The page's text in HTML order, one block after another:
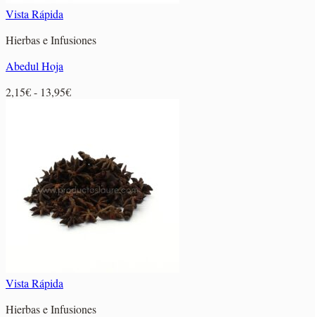
Vista Rápida
Hierbas e Infusiones
Abedul Hoja
2,15€- 13,95€Rango
2,15€
hasta
13,95€
Vista Rápida
Hierbas e Infusiones